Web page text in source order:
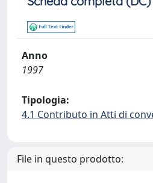
Anno
1997
Tipologia:
4.1 Contributo in Atti di
File in questo prodotto: